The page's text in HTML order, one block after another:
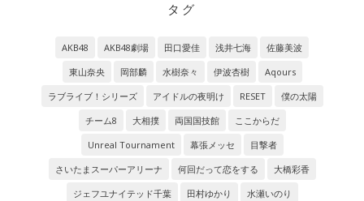
タグ
AKB48 AKB48劇場 田口愛佳 浅井七海
佐藤美波
東山奈央
岡部麟 水樹奈々 伊波杏樹
Aqours
ラブライブ！シリーズ
アイドルの夜明け RESET
僕の太陽
チーム8
大相撲 両国国技館
ここからだ
Unreal Tournament
幕張メッセ
目撃者
さいたまスーパーアリーナ
何回だって恋をする
大橋彩香
ジェフユナイテッド千葉
田村ゆかり
水瀬いのり